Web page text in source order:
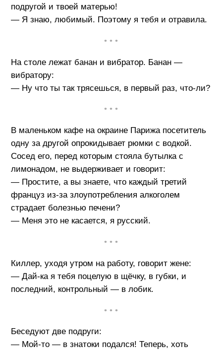
подругой и твоей матерью!
— Я знаю, любимый. Поэтому я тебя и отравила.
• • •
На столе лежат банан и вибратор. Банан —
вибратору:
— Ну что ты так трясешься, в первый раз, что-ли?
• • •
В маленьком кафе на окраине Парижа посетитель
одну за другой опрокидывает рюмки с водкой.
Сосед его, перед которым стояла бутылка с
лимонадом, не выдерживает и говорит:
— Простите, а вы знаете, что каждый третий
француз из-за злоупотребления алкоголем
страдает болезнью печени?
— Меня это не касается, я русский.
• • •
Киллер, уходя утром на работу, говорит жене:
— Дай-ка я тебя поцелую в щёчку, в губки, и
последний, контрольный — в лобик.
• • •
Беседуют две подруги:
— Мой-то — в знатоки подался! Теперь, хоть